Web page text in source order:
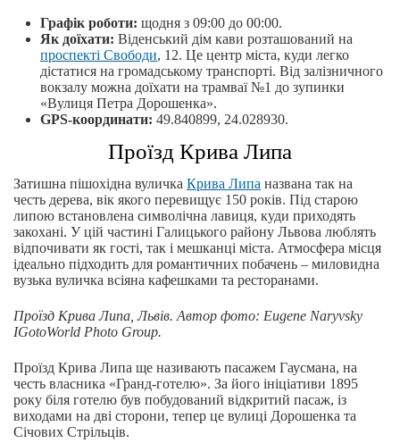
Графік роботи: щодня з 09:00 до 00:00.
Як доїхати: Віденський дім кави розташований на
проспекті Свободи, 12. Це центр міста, куди легко
дістатися на громадському транспорті. Від залізничного
вокзалу можна доїхати на трамваї №1 до зупинки
«Вулиця Петра Дорошенка».
GPS-координати: 49.840899, 24.028930.
Проїзд Крива Липа
Затишна пішохідна вуличка Крива Липа названа так на
честь дерева, вік якого перевищує 150 років. Під старою
липою встановлена ​​символічна лавиця, куди приходять
закохані. У цій частині Галицького району Львова люблять
відпочивати як гості, так і мешканці міста. Атмосфера місця
ідеально підходить для романтичних побачень – миловидна
вузька вуличка всіяна кафешками та ресторанами.
Проїзд Крива Липа, Львів. Автор фото: Eugene Naryvsky
IGotoWorld Photo Group.
Проїзд Крива Липа ще називають пасажем Гаусмана, на
честь власника «Гранд-готелю». За його ініціативи 1895
року біля готелю був побудований відкритий пасаж, із
виходами на дві сторони, тепер це вулиці Дорошенка та
Січових Стрільців.